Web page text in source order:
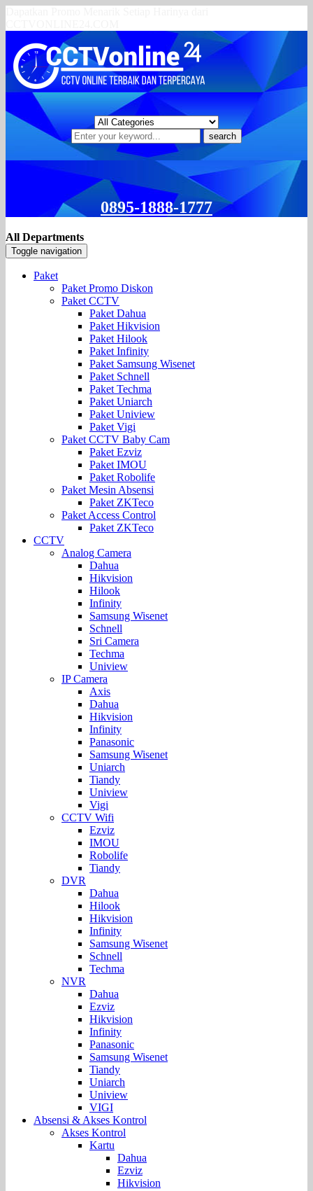
search
0895-1888-1777
All Departments
Toggle navigation
Paket
Paket Promo Diskon
Paket CCTV
Paket Dahua
Paket Hikvision
Paket Hilook
Paket Infinity
Paket Samsung Wisenet
Paket Schnell
Paket Techma
Paket Uniarch
Paket Uniview
Paket Vigi
Paket CCTV Baby Cam
Paket Ezviz
Paket IMOU
Paket Robolife
Paket Mesin Absensi
Paket ZKTeco
Paket Access Control
Paket ZKTeco
CCTV
Analog Camera
Dahua
Hikvision
Hilook
Infinity
Samsung Wisenet
Schnell
Sri Camera
Techma
Uniview
IP Camera
Axis
Dahua
Hikvision
Infinity
Panasonic
Samsung Wisenet
Uniarch
Tiandy
Uniview
Vigi
CCTV Wifi
Ezviz
IMOU
Robolife
Tiandy
DVR
Dahua
Hilook
Hikvision
Infinity
Samsung Wisenet
Schnell
Techma
NVR
Dahua
Ezviz
Hikvision
Infinity
Panasonic
Samsung Wisenet
Tiandy
Uniarch
Uniview
VIGI
Absensi & Akses Kontrol
Akses Kontrol
Kartu
Dahua
Ezviz
Hikvision